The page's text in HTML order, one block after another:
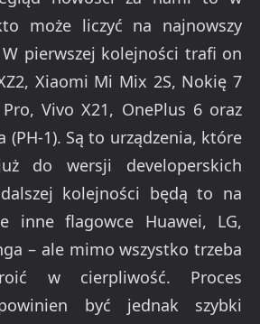
może liczyć na najnowszy
pierwszej kolejności trafi on
Xiaomi Mi Mix 2S, Nokię 7
Vivo X21, OnePlus 6 oraz
(PH‑1). Są to urządzenia, które
do wersji developerskich
kolejności będą to na
inne flagowce Huawei, LG,
– ale mimo wszystko trzeba
w cierpliwość. Proces
być jednak szybki